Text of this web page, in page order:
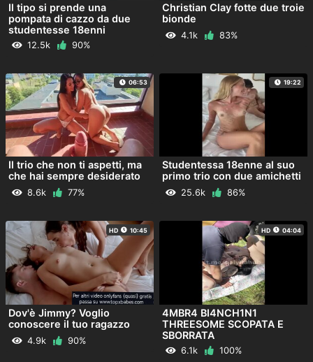
Il tipo si prende una
pompata di cazzo da due
studentesse 18enni
12.5k 90%
Christian Clay fotte due troie
bionde
4.1k 83%
06:53
Il trio che non ti aspetti, ma
che hai sempre desiderato
8.6k 77%
19:22
Studentessa 18enne al suo
primo trio con due amichetti
25.6k 86%
HD 10:45
Dov'è Jimmy? Voglio
conoscere il tuo ragazzo
4.9k 90%
HD 04:04
4MBR4 BI4NCH1N1
THREESOME SCOPATA E
SBORRATA
6.1k 100%